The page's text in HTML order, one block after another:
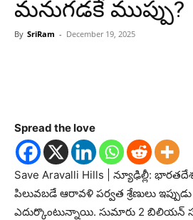
మనుగడకే ముప్పు?
By SriRam - December 19, 2025
Spread the love
Save Aravalli Hills | న్యూఢిల్లీ:
పిలువబడే ఆరావళి పర్వత శ్రేణులు
ఎదుర్కొంటున్నాయి. సుమారు 2 బిలియన్